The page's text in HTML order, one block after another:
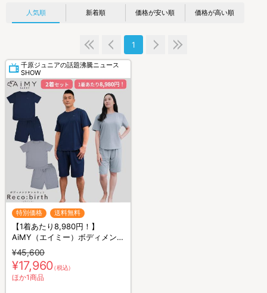
人気順 新着順 価格が安い順 価格が高い順
1
千原ジュニアの話題沸騰ニュース
SHOW
特別価格 送料無料
【1着あたり8,980円！】
AiMY（エイミー）ボディメンテ
ナンスウェア リカバース／半袖
半ズボン／2着セット／上下セ
ット／リカバリーウェア
¥45,600
¥17,960（税込）
ほか1商品